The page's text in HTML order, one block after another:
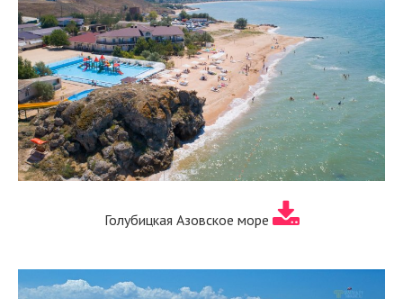
Голубицкая Азовское море